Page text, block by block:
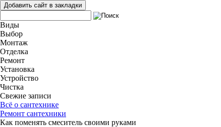
Добавить сайт в закладки
Виды
Выбор
Монтаж
Отделка
Ремонт
Установка
Устройство
Чистка
Свежие записи
Всё о сантехнике
Ремонт сантехники
Как поменять смеситель своими руками